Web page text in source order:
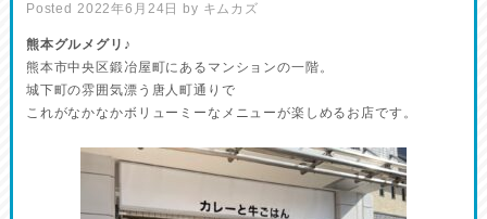
Posted 2022年6月24日 by キムカズ
熊本グルメグリ♪
熊本市中央区鍛冶屋町にあるマンションの一階。
城下町の雰囲気漂う唐人町通りで
これがなかなかボリューミーなメニューが楽しめるお店です。